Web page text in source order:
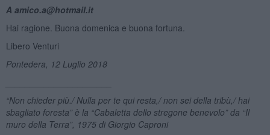
A amico.a@hotmail.it
Hai ragione. Buona domenica e buona fortuna.
Libero Venturi
Pontedera, 12 Luglio 2018
“Non chieder più./ Nulla per te qui resta,/ non sei della tribù,/ hai
sbagliato foresta” è la “Cabaletta dello stregone benevolo” da “Il
muro della Terra”, 1975 di Giorgio Caproni